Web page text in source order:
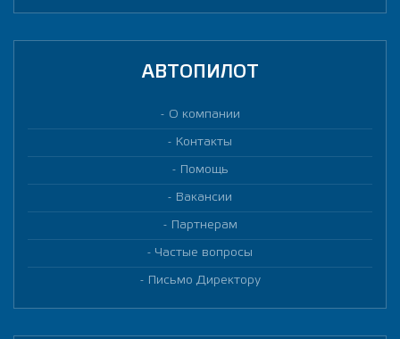
АВТОПИЛОТ
О компании
Контакты
Помощь
Вакансии
Партнерам
Частые вопросы
Письмо Директору